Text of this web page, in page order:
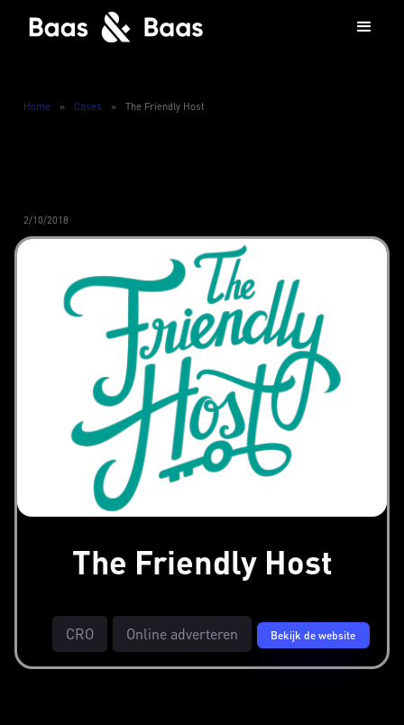
Home » Cases » The Friendly Host
2/10/2018
The Friendly Host
CRO Online adverteren Bekijk de website